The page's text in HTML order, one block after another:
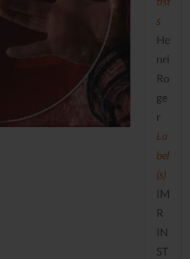
s
He
nri
Ro
ge
r
La
bel
(s)
IM
R
IN
ST